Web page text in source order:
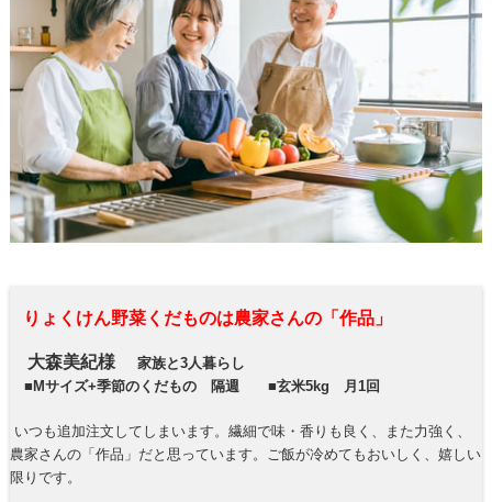
りょくけん野菜くだものは農家さんの「作品」
大森美紀様 家族と3人暮らし
■Mサイズ+季節のくだもの 隔週 ■玄米5kg 月1回
いつも追加注文してしまいます。繊細で味・香りも良く、また力強く、
農家さんの「作品」だと思っています。ご飯が冷めてもおいしく、嬉しい
限りです。